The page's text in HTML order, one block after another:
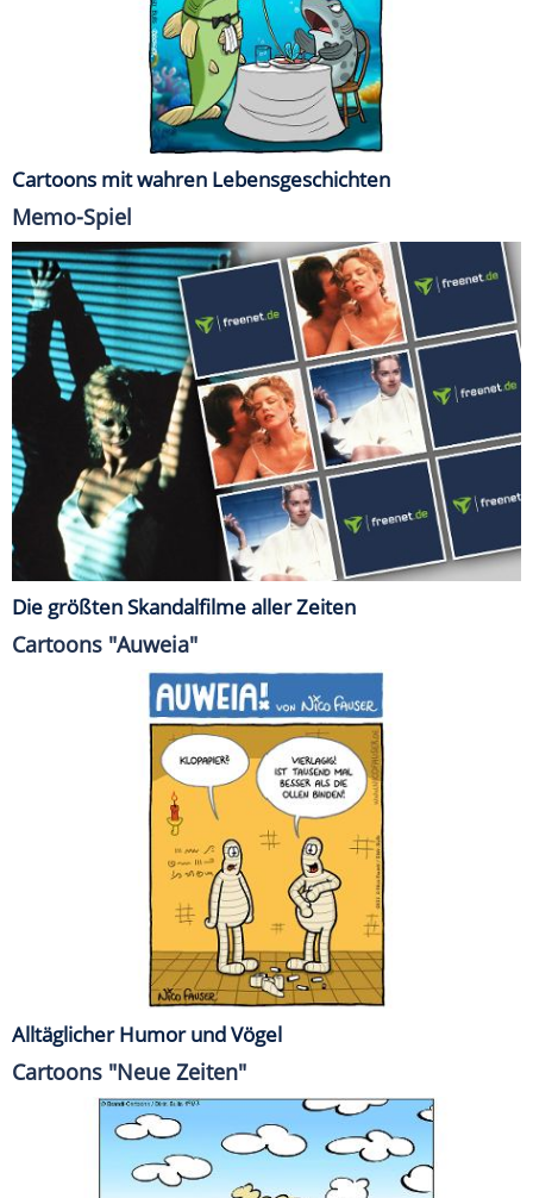
Cartoons mit wahren Lebensgeschichten
Memo-Spiel
Die größten Skandalfilme aller Zeiten
Cartoons "Auweia"
Alltäglicher Humor und Vögel
Cartoons "Neue Zeiten"